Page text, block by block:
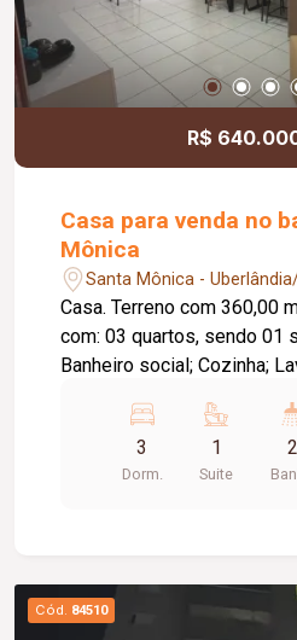
R$
Casa para venda no
Mônica
Santa Mônica -
Casa. Terreno com 360,00 m². O imóvel conta
com: 03 quartos, sendo 01
Banheiro social; Cozinha;
Sistema de monitoramento
elétrica; Cerca concertina;
quitado; Terreno amplo
Informações
coberta de 99,38 m²; Área
3
Dorm.
1
Suite
2
Cód. 84510